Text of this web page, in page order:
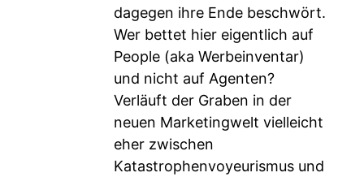
dagegen ihre Ende beschwört.
Wer bettet hier eigentlich auf
People (aka Werbeinventar)
und nicht auf Agenten?
Verläuft der Graben in der
neuen Marketingwelt vielleicht
eher zwischen
Katastrophenvoyeurismus und